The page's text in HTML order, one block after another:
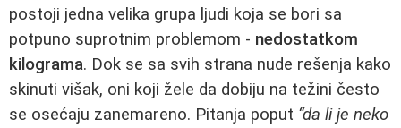
postoji jedna velika grupa ljudi koja se bori sa
potpuno suprotnim problemom - nedostatkom
kilograma. Dok se sa svih strana nude rešenja kako
skinuti višak, oni koji žele da dobiju na težini često
se osećaju zanemareno. Pitanja poput “da li je neko